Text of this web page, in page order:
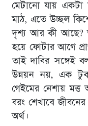
মেটানো যায়
মাঠ, এতে উচ্ছল
দৃশ্য আর কী আছে?
হয়ে ফোটার আগে
তাই দাবির সঙ্গেই
উন্নয়ন নয়, এক
গেইমের নেশায়
বরং শেখাবে জীবনের
অর্থ।